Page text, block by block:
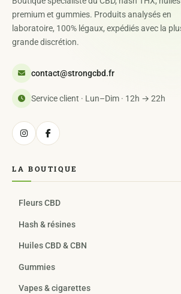
premium et gummies. Produits analysés en
laboratoire, 100% légaux, expédiés avec la
grande discrétion.
contact@strongcbd.fr
Service client · Lun–Dim · 12h → 22h
LA BOUTIQUE
Fleurs CBD
Hash & résines
Huiles CBD & CBN
Gummies
Vapes & cigarettes